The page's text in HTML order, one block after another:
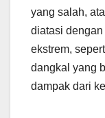
yang salah,
diatasi
ekstrem,
dangkal yang
dampak dari